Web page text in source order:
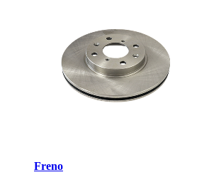
Freno